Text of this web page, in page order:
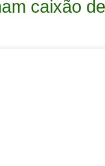
caixão